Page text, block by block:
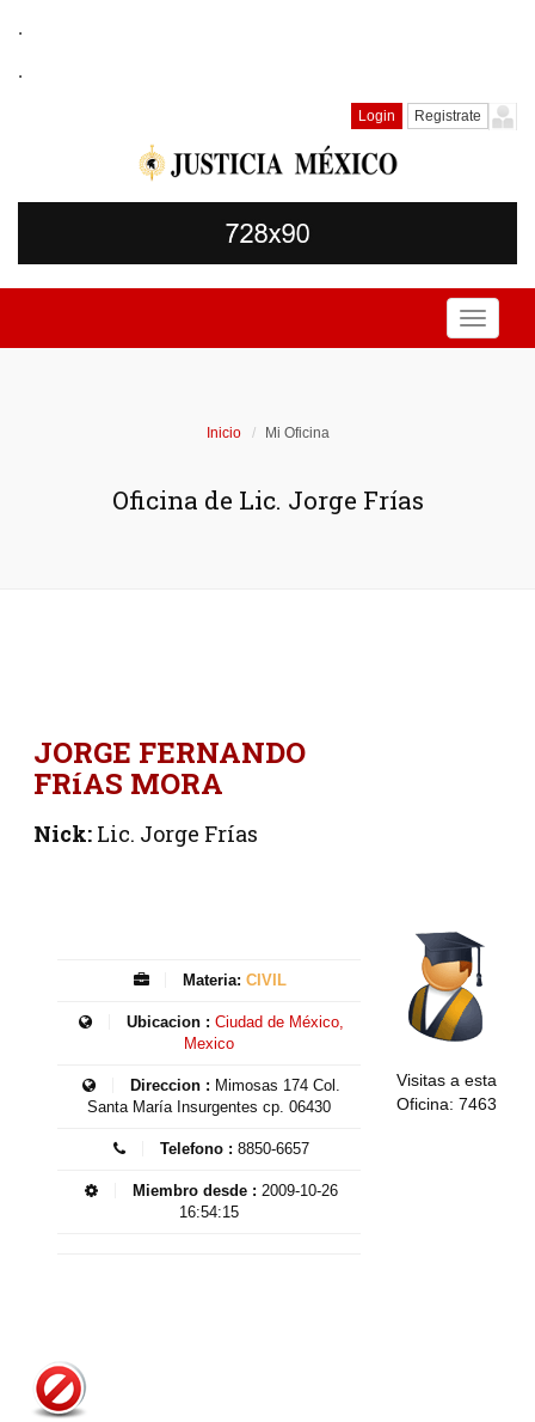
.
.
Login Registrate
Toggle
Inicio Mi Oficina
Oficina de Lic. Jorge Frías
JORGE FERNANDO
FRíAS MORA
Nick:Lic. Jorge Frías
Materia: CIVIL
Ubicacion : Ciudad de México,
Mexico
Direccion : Mimosas 174 Col.
Santa María Insurgentes cp. 06430
Telefono : 8850-6657
Miembro desde : 2009-10-26
16:54:15
Visitas a esta
Oficina: 7463